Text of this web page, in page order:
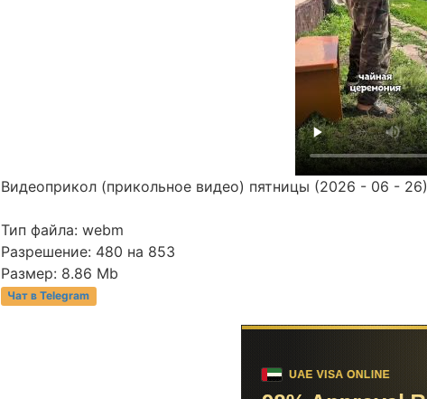
Видеоприкол (прикольное видео) пятницы (2026 - 06 - 26)
Тип файла: webm
Разрешение: 480 на 853
Размер: 8.86 Mb
Чат в Telegram